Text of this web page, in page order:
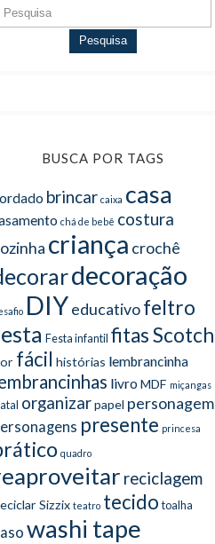
Pesquisa
BUSCA POR TAGS
brincar caixa casa
chá de bebê costura
criança crochê
decoração
DIYeducativofeltro
Festa infantil fitas Scotch
fácil histórias lembrancinha
livro MDF miçangas
organizarpapel personagem
presente princesa
quadro
reciclagem
Sizzix teatro tecido toalha
washi tape